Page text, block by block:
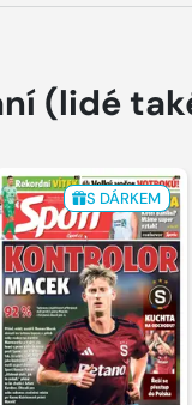
(lidé
S DÁRKEM